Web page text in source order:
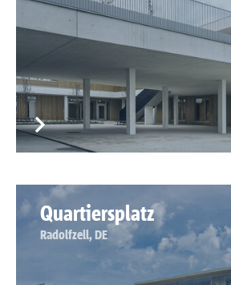
Quartiersplatz
Radolfzell, DE